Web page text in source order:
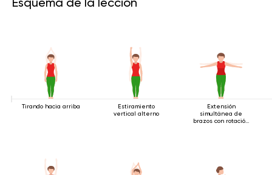
Tirando hacia arriba
Estiramiento
vertical alterno
Extensión
simultánea de
brazos con rotación